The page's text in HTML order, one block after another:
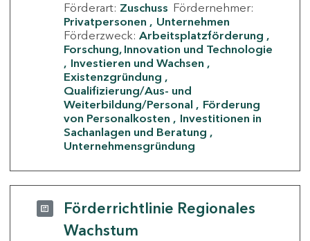
Förderart: Zuschuss Fördernehmer:
Privatpersonen
Unternehmen
Förderzweck: Arbeitsplatzförderung
Forschung, Innovation und Technologie
Investieren und Wachsen
Existenzgründung
Qualifizierung/Aus- und
Weiterbildung/Personal
Förderung
von Personalkosten
Investitionen in
Sachanlagen und Beratung
Unternehmensgründung
Förderrichtlinie Regionales
Wachstum